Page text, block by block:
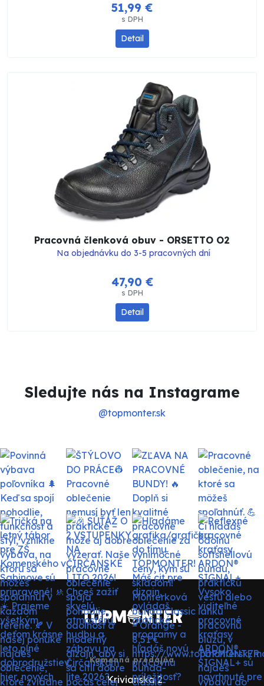
51,99 €
s DPH
Detail
Pracovná členková obuv - ORSETTO O2
Na objednávku do 3-5 pracovných dní
47,90 €
s DPH
Detail
Sledujte nás na Instagrame
@topmonter.sk
Kamenná predajňa
Krivianska 2